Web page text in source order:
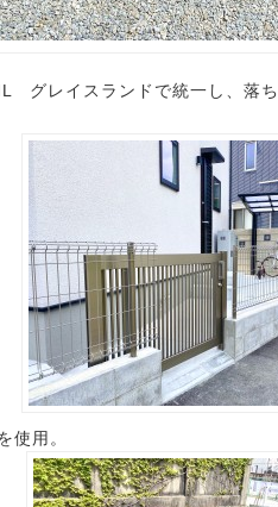
グレイスランドで統一し、落ち
使用。